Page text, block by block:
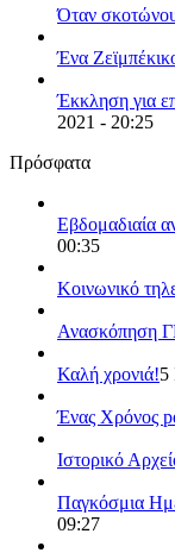
Όταν
Ένα
Έκκληση για
2021 - 20:25
Πρόσφατα
Εβδομαδιαία
00:35
Κοινωνικό
Ανασκόπηση
Καλή χρονιά!5
Ένας Χρόνος
Ιστορικό
Παγκόσμια
09:27